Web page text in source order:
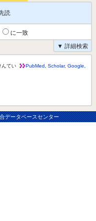
読
に一致
▼ 詳細検索
んてい PubMed Scholar, Google
データベースセンター